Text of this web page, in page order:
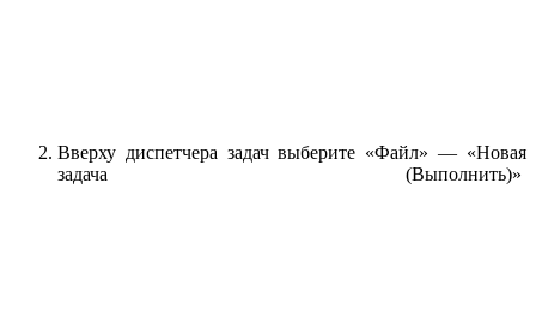
Вверху диспетчера задач выберите «Файл» — «Новая
задача (Выполнить)»